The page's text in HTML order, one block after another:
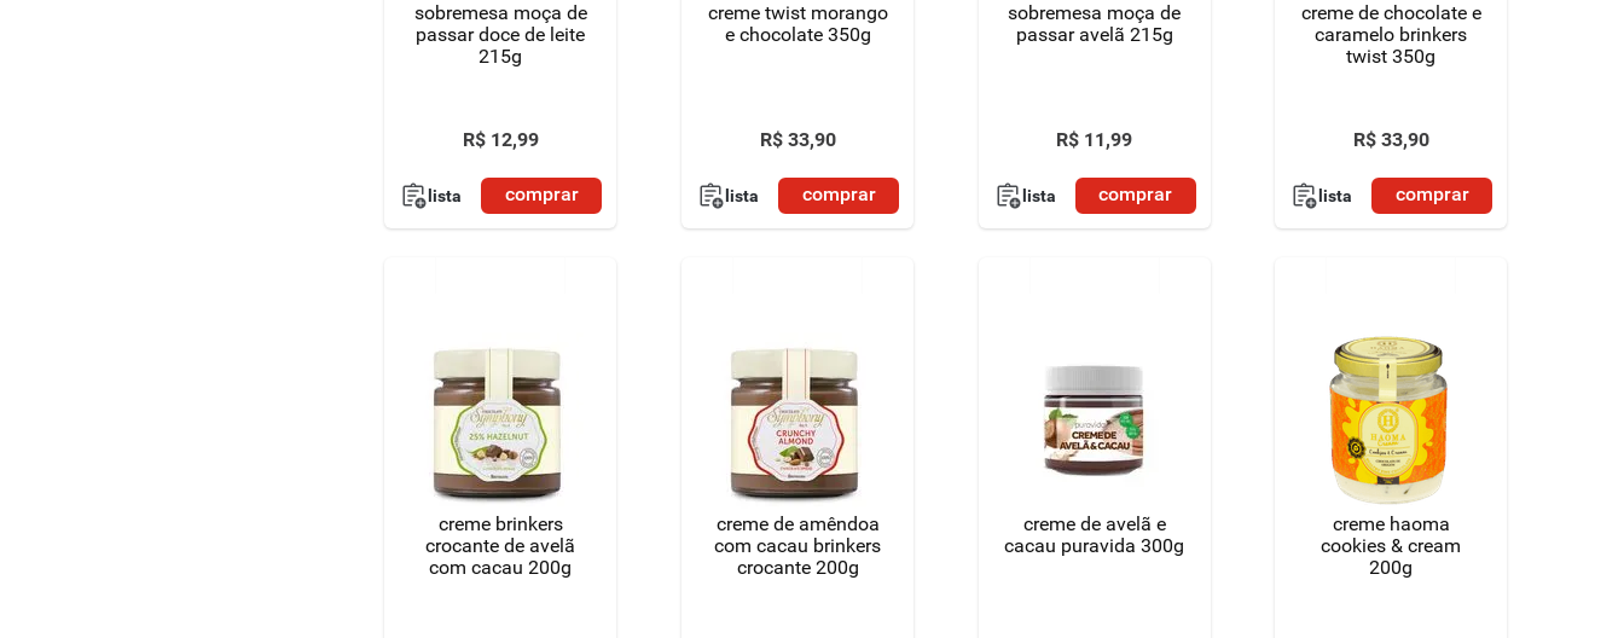
sobremesa moça de
passar doce de leite
215g
R$ 12,99
lista comprar
creme twist morango
e chocolate 350g
R$ 33,90
lista comprar
sobremesa moça de
passar avelã 215g
R$ 11,99
lista comprar
creme de chocolate e
caramelo brinkers
twist 350g
R$ 33,90
lista comprar
creme brinkers
crocante de avelã
com cacau 200g
creme de amêndoa
com cacau brinkers
crocante 200g
creme de avelã e
cacau puravida 300g
creme haoma
cookies & cream
200g